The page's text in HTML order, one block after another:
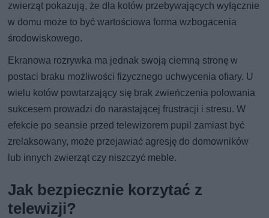
zwierząt pokazują, że dla kotów przebywających wyłącznie
w domu może to być wartościowa forma wzbogacenia
środowiskowego.
Ekranowa rozrywka ma jednak swoją ciemną stronę w
postaci braku możliwości fizycznego uchwycenia ofiary. U
wielu kotów powtarzający się brak zwieńczenia polowania
sukcesem prowadzi do narastającej frustracji i stresu. W
efekcie po seansie przed telewizorem pupil zamiast być
zrelaksowany, może przejawiać agresję do domowników
lub innych zwierząt czy niszczyć meble.
Jak bezpiecznie korzytać z
telewizji?